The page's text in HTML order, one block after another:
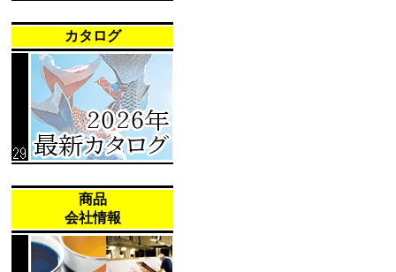
カタログ
商品
会社情報